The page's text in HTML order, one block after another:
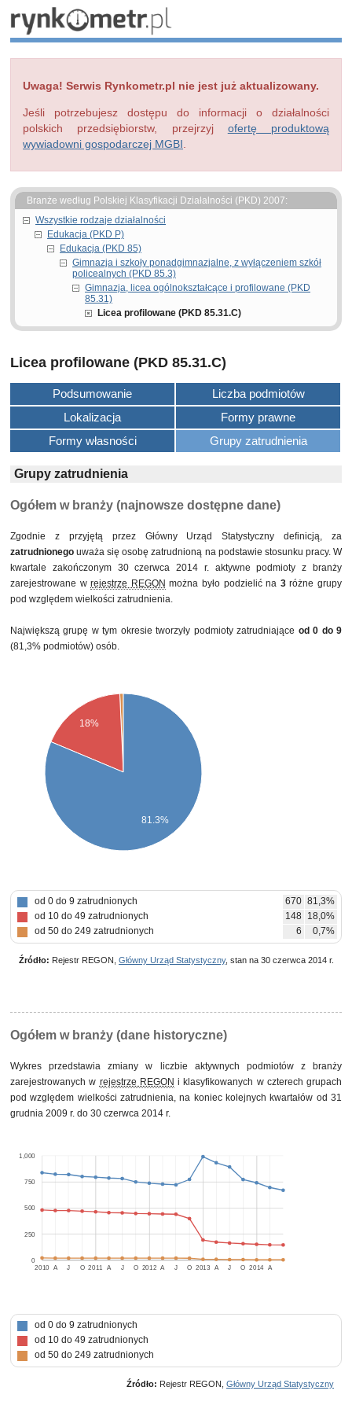
Uwaga! Serwis Rynkometr.pl nie jest już aktualizowany.
Jeśli potrzebujesz dostępu do informacji o działalności
polskich przedsiębiorstw, przejrzyj ofertę produktową
wywiadowni gospodarczej MGBI
Branże według Polskiej Klasyfikacji Działalności (PKD) 2007:
Wszystkie rodzaje działalności
Edukacja (PKD P)
Edukacja (PKD 85)
Gimnazja i szkoły ponadgimnazjalne, z wyłączeniem szkół
policealnych (PKD 85.3)
Gimnazja, licea ogólnokształcące i profilowane (PKD
85.31)
Licea profilowane (PKD 85.31.C)
Licea profilowane (PKD 85.31.C)
Podsumowanie
Liczba podmiotów
Lokalizacja
Formy prawne
Formy własności
Grupy zatrudnienia
Grupy zatrudnienia
Ogółem w branży (najnowsze dostępne dane)
Zgodnie z przyjętą przez Główny Urząd Statystyczny definicją, za
zatrudnionego uważa się osobę zatrudnioną na podstawie stosunku pracy. W
kwartale zakończonym 30 czerwca 2014 r. aktywne podmioty z branży
zarejestrowane wrejestrze REGON można było podzielić na 3różne grupy
pod względem wielkości zatrudnienia.
Największą grupę w tym okresie tworzyły podmioty zatrudniające od 0 do 9
(81,3% podmiotów) osób.
18%
81.3%
od 0 do 9 zatrudnionych 670 81,3%
od 10 do 49 zatrudnionych
148 18,0%
od 50 do 249 zatrudnionych
6 0,7%
Źródło: Rejestr REGON, Główny Urząd Statystyczny, stan na 30 czerwca 2014 r.
Ogółem w branży (dane historyczne)
Wykres przedstawia zmiany w liczbie aktywnych podmiotów z branży
zarejestrowanych w rejestrze REGON i klasyfikowanych w czterech grupach
pod względem wielkości zatrudnienia, na koniec kolejnych kwartałów od 31
grudnia 2009 r. do 30 czerwca 2014 r.
2010 2011 2012 2013 2014
A J O A J O A J O A J O A
0
250
500
750
1,000
od 0 do 9 zatrudnionych
od 10 do 49 zatrudnionych
od 50 do 249 zatrudnionych
Źródło: Rejestr REGON, Główny Urząd Statystyczny